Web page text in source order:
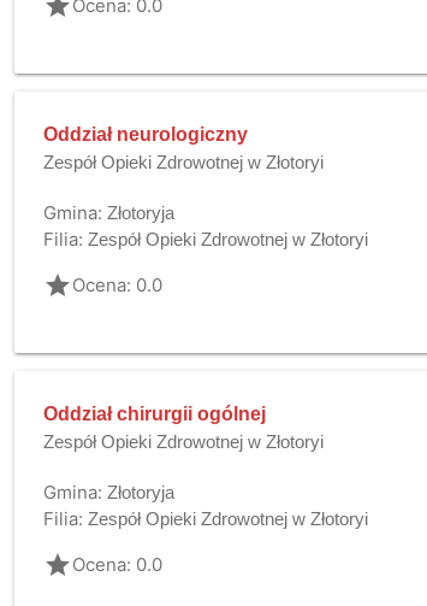
gradeOcena: 0.0
Oddział neurologiczny
Zespół Opieki Zdrowotnej w Złotoryi
Gmina: Złotoryja
Filia: Zespół Opieki Zdrowotnej w Złotoryi
gradeOcena: 0.0
Oddział chirurgii ogólnej
Zespół Opieki Zdrowotnej w Złotoryi
Gmina: Złotoryja
Filia: Zespół Opieki Zdrowotnej w Złotoryi
gradeOcena: 0.0